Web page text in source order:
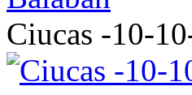
Ciucas -10-